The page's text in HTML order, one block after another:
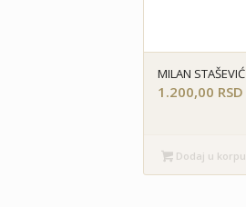
MILAN STAŠEVIĆ
1.200,00 RSD
Dodaj u korpu